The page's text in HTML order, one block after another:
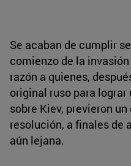
Se acaban de cumplir
comienzo de la
razón a quienes,
original ruso para
sobre Kiev, previeron
resolución, a finales de
aún lejana.